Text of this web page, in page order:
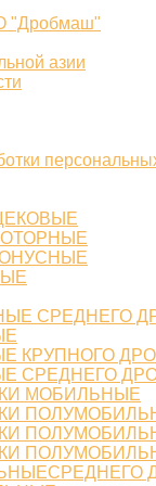
"Дробмаш"
азии
СРЕДНЕГО
КРУПНОГО
СРЕДНЕГО
МОБИЛЬНЫЕ